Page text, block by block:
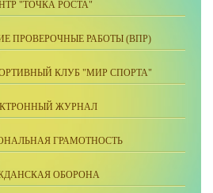
"ТОЧКА РОСТА"
ПРОВЕРОЧНЫЕ РАБОТЫ (ВПР)
КЛУБ "МИР СПОРТА"
ЖУРНАЛ
ГРАМОТНОСТЬ
ОБОРОНА